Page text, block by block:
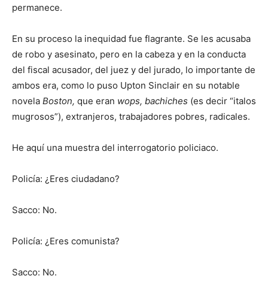
permanece.
En su proceso la inequidad fue flagrante. Se les acusaba
de robo y asesinato, pero en la cabeza y en la conducta
del fiscal acusador, del juez y del jurado, lo importante de
ambos era, como lo puso Upton Sinclair en su notable
novela Boston, que eran wops, bachiches (es decir “italos
mugrosos”), extranjeros, trabajadores pobres, radicales.
He aquí una muestra del interrogatorio policiaco.
Policía: ¿Eres ciudadano?
Sacco: No.
Policía: ¿Eres comunista?
Sacco: No.